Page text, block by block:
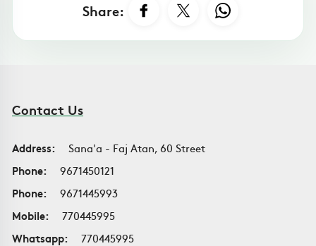
Share:
Contact Us
Address:
Sana'a - Faj Atan, 60 Street
Phone:
9671450121
Phone:
9671445993
Mobile:
770445995
Whatsapp:
770445995